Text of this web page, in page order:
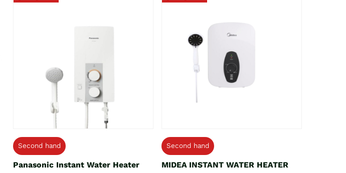
Second hand
Panasonic Instant Water Heater
Second hand
MIDEA INSTANT WATER HEATER